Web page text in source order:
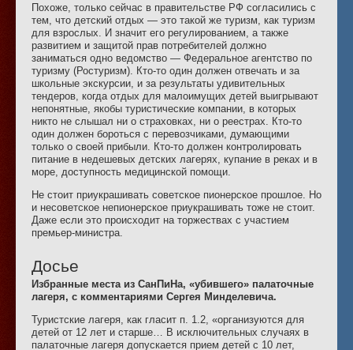
Похоже, только сейчас в правительстве РФ согласились с
тем, что детский отдых — это такой же туризм, как туризм
для взрослых. И значит его регулированием, а также
развитием и защитой прав потребителей должно
заниматься одно ведомство — Федеральное агентство по
туризму (Ростуризм). Кто-то один должен отвечать и за
школьные экскурсии, и за результаты удивительных
тендеров, когда отдых для малоимущих детей выигрывают
непонятные, якобы туристические компании, в которых
никто не слышал ни о страховках, ни о реестрах. Кто-то
один должен бороться с перевозчиками, думающими
только о своей прибыли. Кто-то должен контролировать
питание в недешевых детских лагерях, купание в реках и в
море, доступность медицинской помощи.
Не стоит приукрашивать советское пионерское прошлое. Но
и несоветское непионерское приукрашивать тоже не стоит.
Даже если это происходит на торжествах с участием
премьер-министра.
Досье
Избранные места из СанПиНа, «убившего» палаточные
лагеря, с комментариями Сергея Минделевича.
Туристские лагеря, как гласит п. 1.2, «организуются для
детей от 12 лет и старше… В исключительных случаях в
палаточные лагеря допускается прием детей с 10 лет,